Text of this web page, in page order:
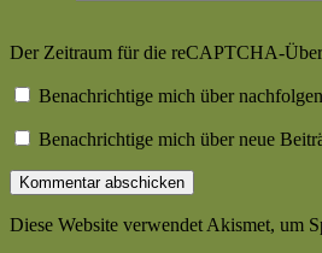
Der Zeitraum für die reCAPTCHA-
Benachrichtige mich über
Benachrichtige mich über neue
Diese Website verwendet Akismet, um